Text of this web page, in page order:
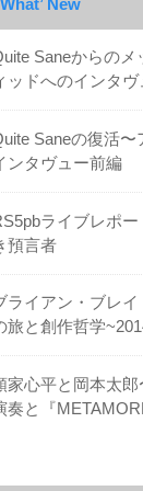
What’ New
Saneからの
ッドへのインタヴ
Saneの復活
ンタヴュー前編
ライブレポ
預言者
ライアン・ブレ
旅と創作哲学
家心平と岡本太
奏と『